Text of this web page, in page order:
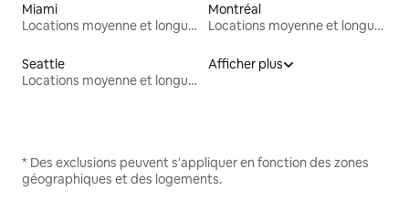
Miami
Locations moyenne et longue durée
Montréal
Locations moyenne et longue durée
Seattle
Locations moyenne et longue durée
Afficher plus
* Des exclusions peuvent s'appliquer en fonction des zones
géographiques et des logements.